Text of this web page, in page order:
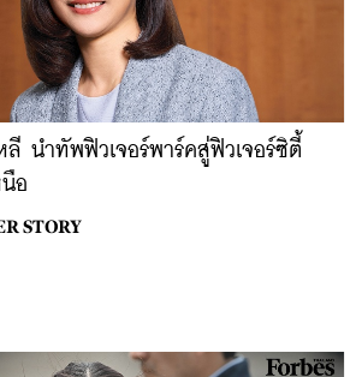
นำทัพฟิวเจอร์พาร์คสู่ฟิวเจอร์ซิตี้
อ
STORY